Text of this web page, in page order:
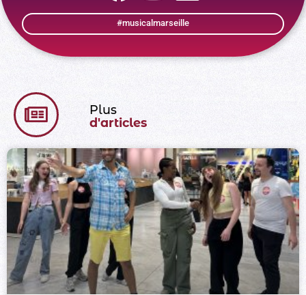
#musicalmarseille
Plus
d'articles